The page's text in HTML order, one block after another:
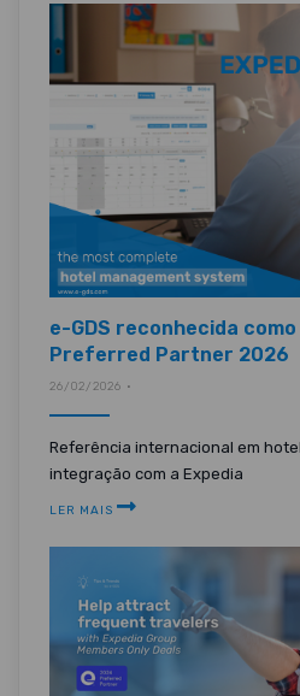
e-GDS reconhecida como
Preferred Partner 2026
26/02/2026 •
Referência internacional em
integração com a Expedia
LER MAIS